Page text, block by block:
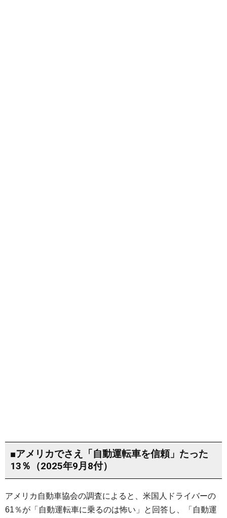
■アメリカでさえ「自動運転車を信頼」たった
13％（2025年9月8付）
アメリカ自動車協会の調査によると、米国人ドライバーの
61％が「自動運転車に乗るのは怖い」と回答し、「自動運